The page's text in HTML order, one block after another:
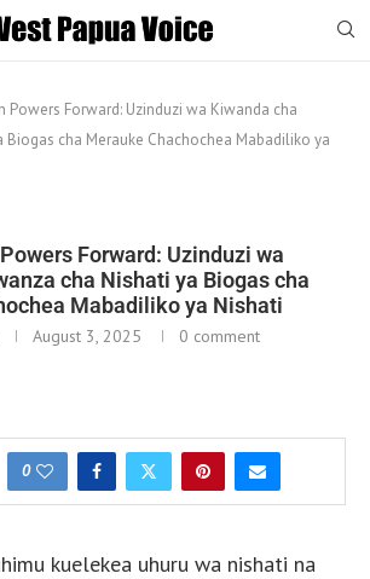
Powers Forward: Uzinduzi wa Kiwanda cha
Biogas cha Merauke Chachochea Mabadiliko ya
Forward: Uzinduzi wa
cha Nishati ya Biogas cha
Mabadiliko ya Nishati
August 3, 2025 0 comment
0
kuelekea uhuru wa nishati na